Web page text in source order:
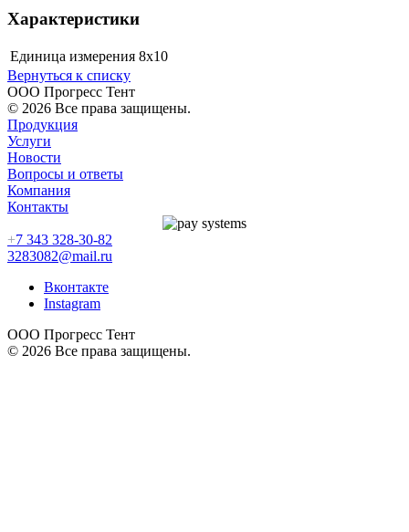
Характеристики
Единица измерения 8х10
Вернуться к списку
ООО Прогресс Тент
© 2026 Все права защищены.
Продукция
Услуги
Новости
Вопросы и ответы
Компания
Контакты
+7 343 328-30-82
3283082@mail.ru
Вконтакте
Instagram
ООО Прогресс Тент
© 2026 Все права защищены.